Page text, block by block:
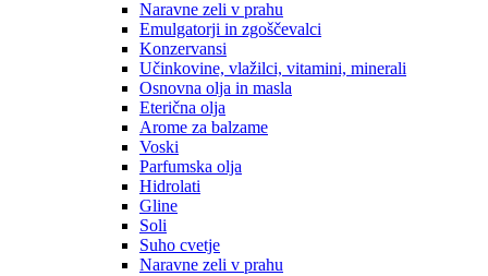
Naravne zeli v prahu
Emulgatorji in zgoščevalci
Konzervansi
Učinkovine, vlažilci, vitamini, minerali
Osnovna olja in masla
Eterična olja
Arome za balzame
Voski
Parfumska olja
Hidrolati
Gline
Soli
Suho cvetje
Naravne zeli v prahu